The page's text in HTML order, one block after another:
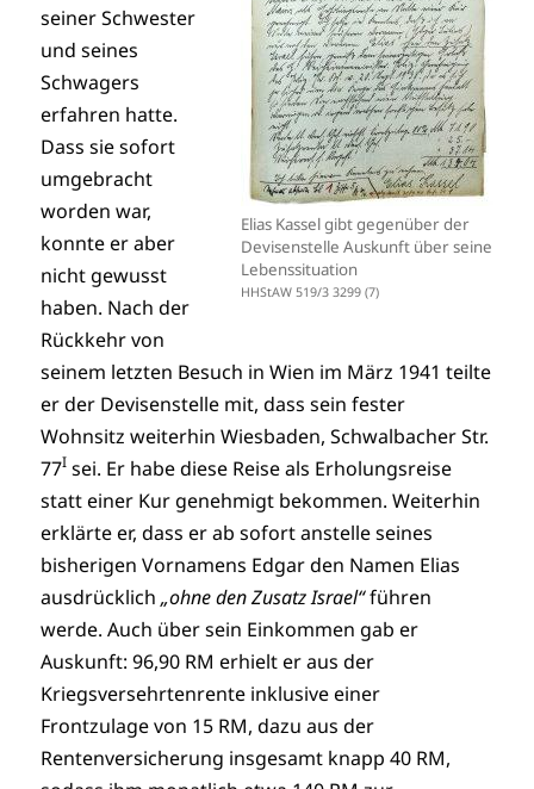
Elias Kassel gibt gegenüber der
Devisenstelle Auskunft über seine
Lebenssituation
HHStAW 519/3 3299 (7)
seiner Schwester
und seines
Schwagers
erfahren hatte.
Dass sie sofort
umgebracht
worden war,
konnte er aber
nicht gewusst
haben. Nach der
Rückkehr von
seinem letzten Besuch in Wien im März 1941 teilte
er der Devisenstelle mit, dass sein fester
Wohnsitz weiterhin Wiesbaden, Schwalbacher Str.
77I sei. Er habe diese Reise als Erholungsreise
statt einer Kur genehmigt bekommen. Weiterhin
erklärte er, dass er ab sofort anstelle seines
bisherigen Vornamens Edgar den Namen Elias
ausdrücklich„ohne den Zusatz Israel“führen
werde. Auch über sein Einkommen gab er
Auskunft: 96,90 RM erhielt er aus der
Kriegsversehrtenrente inklusive einer
Frontzulage von 15 RM, dazu aus der
Rentenversicherung insgesamt knapp 40 RM,